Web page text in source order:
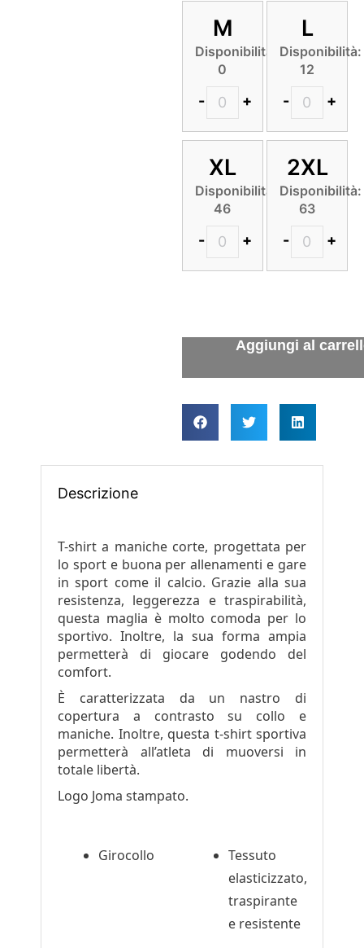
M
Disponibilità:
0
- +
L
Disponibilità:
12
- +
XL
Disponibilità:
46
- +
2XL
Disponibilità:
63
- +
Descrizione
T-shirt a maniche corte, progettata per
lo sport e buona per allenamenti e gare
in sport come il calcio. Grazie alla sua
resistenza, leggerezza e traspirabilità,
questa maglia è molto comoda per lo
sportivo. Inoltre, la sua forma ampia
permetterà di giocare godendo del
comfort.
È caratterizzata da un nastro di
copertura a contrasto su collo e
maniche. Inoltre, questa t-shirt sportiva
permetterà all’atleta di muoversi in
totale libertà.
Logo Joma stampato.
Girocollo
Tessuto
elasticizzato,
traspirante
e resistente